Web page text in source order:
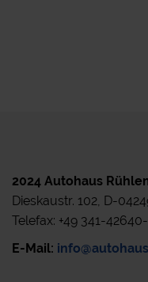
2024 Autohaus
Dieskaustr. 102, D-
Telefax: +49 341-
E-Mail: